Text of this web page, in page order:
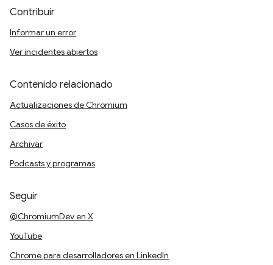
Contribuir
Informar un error
Ver incidentes abiertos
Contenido relacionado
Actualizaciones de Chromium
Casos de éxito
Archivar
Podcasts y programas
Seguir
@ChromiumDev en X
YouTube
Chrome para desarrolladores en LinkedIn